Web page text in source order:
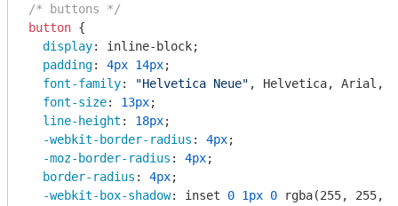
/* buttons */
button {
display: inline-block;
padding: 4px 14px;
font-family: "Helvetica Neue" , Helvetica, Arial,
font-size: 13px;
line-height : 18px;
-webkit-border-radius : 4px;
-moz-border-radius : 4px;
border-radius : 4px;
-webkit-box-shadow: inset 0 1px 0 rgba(255, 255,